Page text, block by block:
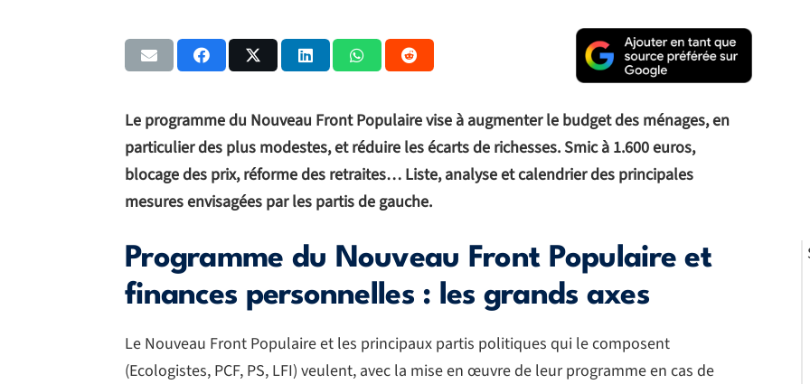
Le programme du Nouveau Front Populaire vise à augmenter le budget des ménages, en
particulier des plus modestes, et réduire les écarts de richesses. Smic à 1.600 euros,
blocage des prix, réforme des retraites… Liste, analyse et calendrier des principales
mesures envisagées par les partis de gauche.
Programme du Nouveau Front Populaire et
finances personnelles : les grands axes
Le Nouveau Front Populaire et les principaux partis politiques qui le composent
(Ecologistes, PCF, PS, LFI) veulent, avec la mise en œuvre de leur programme en cas de